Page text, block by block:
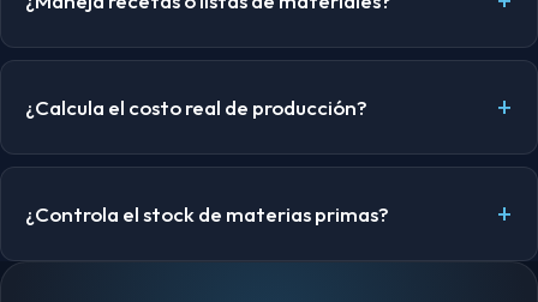
¿Calcula el costo real de producción?
¿Controla el stock de materias primas?